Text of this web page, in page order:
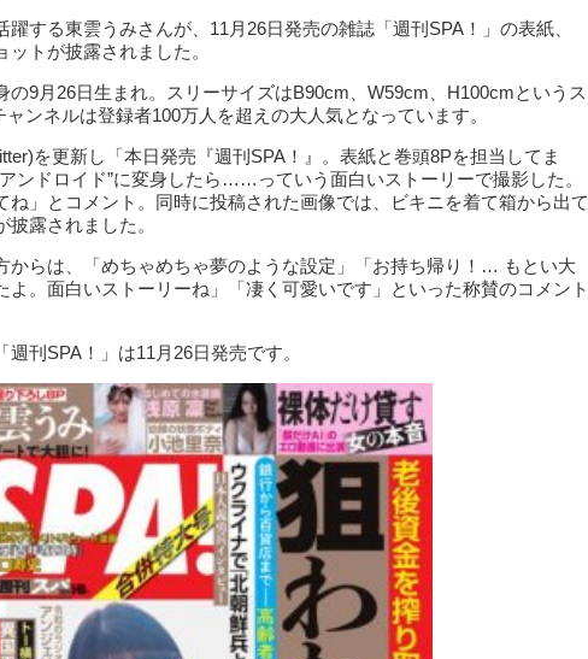
する東雲うみさんが、11月26日発売の雑誌「週刊SPA！」の表紙、
ットが披露されました。
の9月26日生まれ。スリーサイズはB90cm、W59cm、H100cmというス
ャンネルは登録者100万人を超えの大人気となっています。
を更新し「本日発売『週刊SPA！』。表紙と巻頭8Pを担当してま
ンドロイド”に変身したら……っていう面白いストーリーで撮影した。
ね」とコメント。同時に投稿された画像では、ビキニを着て箱から出て
披露されました。
からは、「めちゃめちゃ夢のような設定」「お持ち帰り！… もとい大
よ。面白いストーリーね」「凄く可愛いです」といった称賛のコメント
刊SPA！」は11月26日発売です。